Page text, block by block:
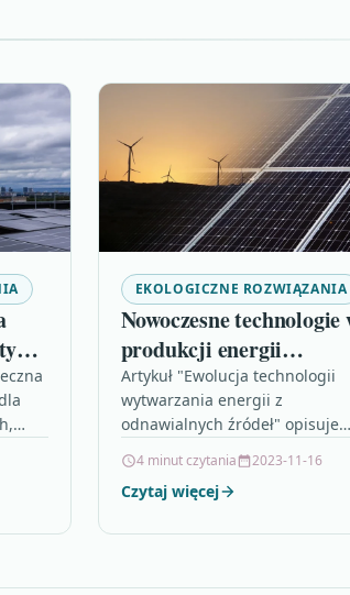
EKOLOGICZNE ROZWIĄZANIA
Nowoczesne technologie
produkcji energii
odnawialnej: Przyszłość
ekologicznego rozwoju
Artykuł "Ewolucja technologii
wytwarzania energii z
odnawialnych źródeł" opisuje
technologie w produkcji energii
odnawialnej odgrywają w
4 minut czytania 2023-11-16
Czytaj więcej